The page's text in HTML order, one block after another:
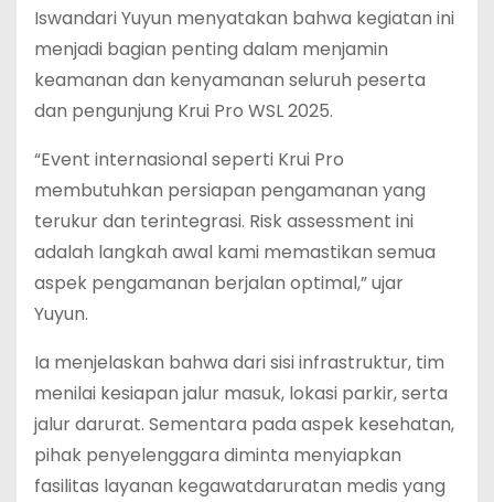
Iswandari Yuyun menyatakan bahwa kegiatan ini
menjadi bagian penting dalam menjamin
keamanan dan kenyamanan seluruh peserta
dan pengunjung Krui Pro WSL 2025.
“Event internasional seperti Krui Pro
membutuhkan persiapan pengamanan yang
terukur dan terintegrasi. Risk assessment ini
adalah langkah awal kami memastikan semua
aspek pengamanan berjalan optimal,” ujar
Yuyun.
Ia menjelaskan bahwa dari sisi infrastruktur, tim
menilai kesiapan jalur masuk, lokasi parkir, serta
jalur darurat. Sementara pada aspek kesehatan,
pihak penyelenggara diminta menyiapkan
fasilitas layanan kegawatdaruratan medis yang